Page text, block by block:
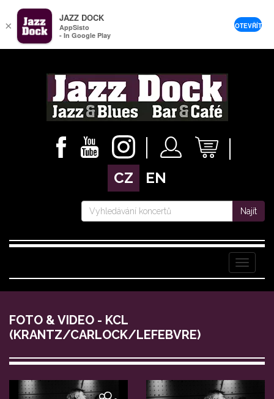
CZ EN
Najít
Menu
FOTO & VIDEO - KCL
(KRANTZ/CARLOCK/LEFEBVRE)
×
JAZZ DOCK
AppSisto
- In Google Play
OTEVŘÍT